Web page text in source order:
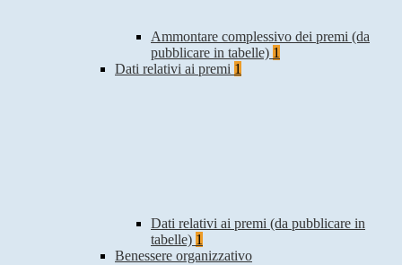
Ammontare complessivo dei premi (da
pubblicare in tabelle) 1
Dati relativi ai premi 1
Dati relativi ai premi (da pubblicare in
tabelle) 1
Benessere organizzativo